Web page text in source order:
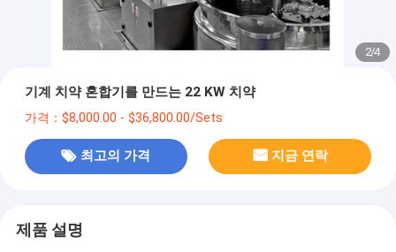
2/4
기계 치약 혼합기를 만드는 22 KW 치약
가격：$8,000.00 - $36,800.00/Sets
최고의 가격 지금 연락
제품 설명